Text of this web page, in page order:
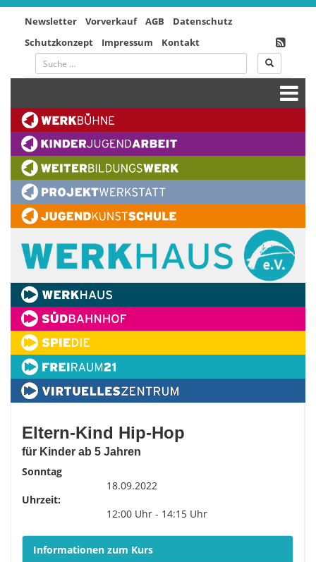
Newsletter Vorverkauf AGB
Datenschutz
Schutzkonzept
Impressum Kontakt
Eltern-Kind Hip-Hop
für Kinder ab 5 Jahren
Sonntag
18.09.2022
Uhrzeit:
12:00 Uhr - 14:15 Uhr
Informationen zum Kurs